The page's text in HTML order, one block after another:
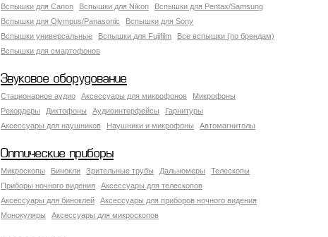
Вспышки для Canon Вспышки для Nikon
Вспышки для Pentax/Samsung
Вспышки для Olympus/Panasonic
Вспышки для Sony
Вспышки универсальные
Вспышки для Fujifilm
Все вспышки (по брендам)
Вспышки для смартофонов
Звуковое оборудование
Стационарное аудио Аксессуары для микрофонов
Микрофоны
Рекордеры
Диктофоны Аудиоинтерфейсы
Гарнитуры
Аксессуары для наушников
Наушники и микрофоны Автомагнитолы
Оптические приборы
Микроскопы Бинокли Зрительные трубы Дальномеры
Телескопы
Приборы ночного видения
Аксессуары для телескопов
Аксессуары для биноклей
Аксессуары для приборов ночного видения
Монокуляры
Аксессуары для микроскопов